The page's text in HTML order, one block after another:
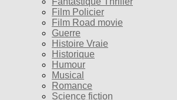
Film Policier
Film Road movie
Guerre
Histoire Vraie
Historique
Humour
Musical
Romance
Science fiction